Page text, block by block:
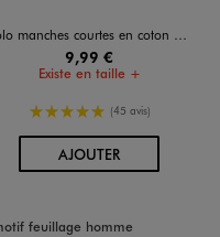
manches courtes en coton homme
9,99 €
Existe en taille +
5/5 de moyenne
(45 avis)
AJOUTERAU PANIER
feuillage homme